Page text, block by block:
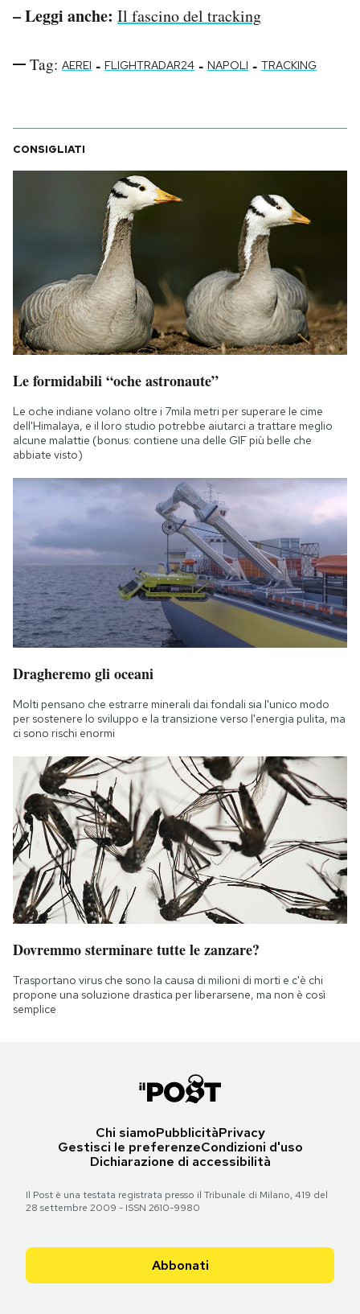
– Leggi anche: Il fascino del tracking
Tag: AEREI - FLIGHTRADAR24 - NAPOLI - TRACKING
CONSIGLIATI
Le formidabili “oche astronaute”
Le oche indiane volano oltre i 7mila metri per superare le cime
dell'Himalaya, e il loro studio potrebbe aiutarci a trattare meglio
alcune malattie (bonus: contiene una delle GIF più belle che
abbiate visto)
Dragheremo gli oceani
Molti pensano che estrarre minerali dai fondali sia l'unico modo
per sostenere lo sviluppo e la transizione verso l'energia pulita, ma
ci sono rischi enormi
Dovremmo sterminare tutte le zanzare?
Trasportano virus che sono la causa di milioni di morti e c'è chi
propone una soluzione drastica per liberarsene, ma non è così
semplice
Chi siamoPubblicitàPrivacy
Gestisci le preferenzeCondizioni d'uso
Dichiarazione di accessibilità
Il Post è una testata registrata presso il Tribunale di Milano, 419 del
28 settembre 2009 - ISSN 2610-9980
Abbonati